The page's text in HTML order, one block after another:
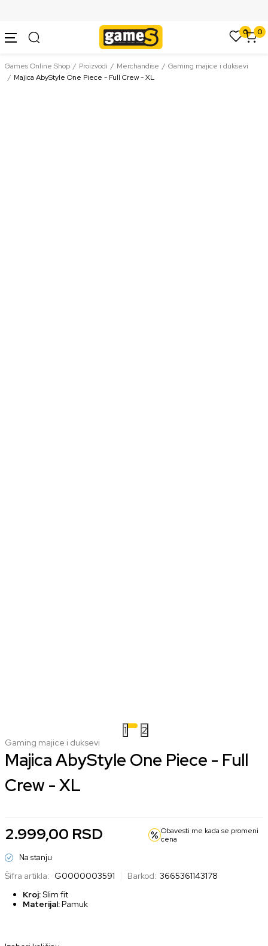
0 0
Games Online Shop Proizvodi Merchandise
Gaming majice i duksevi
Majica AbyStyle One Piece - Full Crew - XL
1 2
Gaming majice i duksevi
Majica AbyStyle One Piece - Full
Crew - XL
2.999,00 RSD
Obavesti me kada se promeni
cena
Na stanju
Šifra artikla: G0000003591 Barkod: 3665361143178
Kroj:Slim fit
Materijal:Pamuk